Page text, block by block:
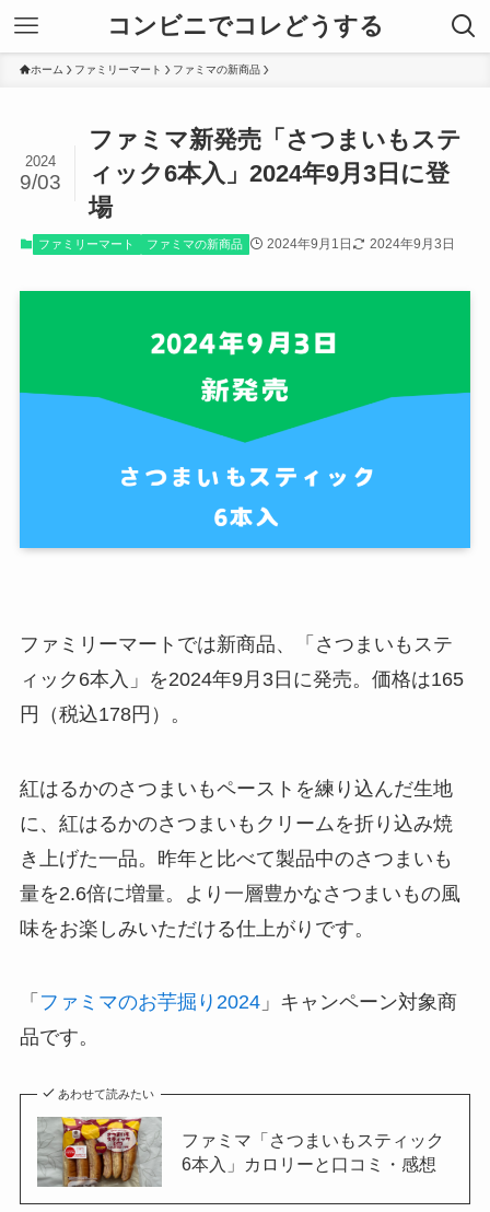
コンビニでコレどうする
ホーム ファミリーマート ファミマの新商品
ファミマ新発売「さつまいもステ
ィック6本入」2024年9月3日に登
場
2024
9/03
ファミリーマート ファミマの新商品 2024年9月1日 2024年9月3日
ファミリーマートでは新商品、「さつまいもステ
ィック6本入」を2024年9月3日に発売。価格は165
円（税込178円）。
紅はるかのさつまいもペーストを練り込んだ生地
に、紅はるかのさつまいもクリームを折り込み焼
き上げた一品。昨年と比べて製品中のさつまいも
量を2.6倍に増量。より一層豊かなさつまいもの風
味をお楽しみいただける仕上がりです。
「 ファミマのお芋掘り2024」キャンペーン対象商
品です。
あわせて読みたい
ファミマ「さつまいもスティック
6本入」カロリーと口コミ・感想